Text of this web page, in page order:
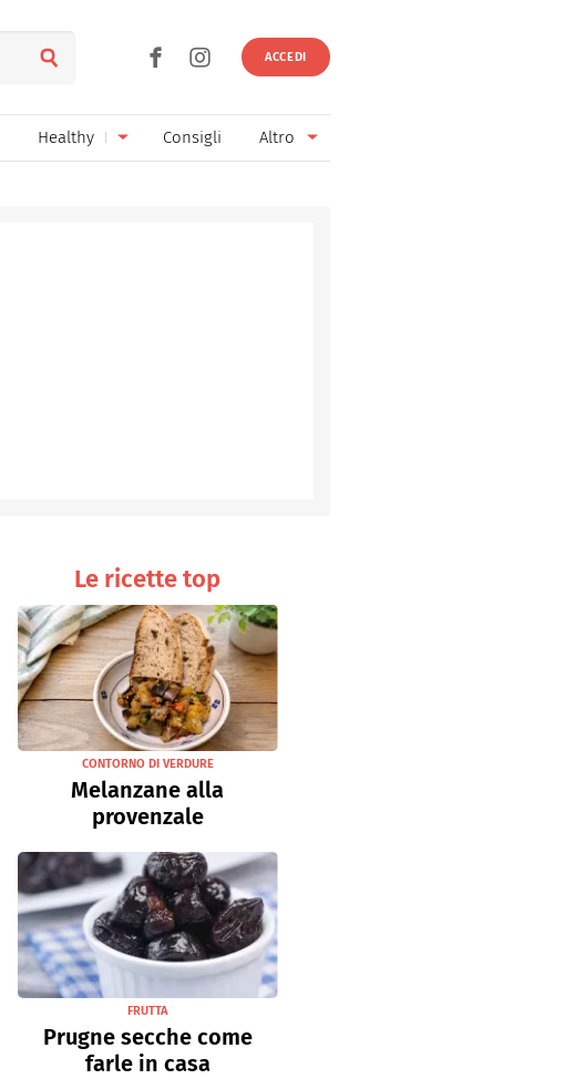
ACCEDI
Healthy Consigli Altro
Le ricette top
CONTORNO DI VERDURE
Melanzane alla
provenzale
FRUTTA
Prugne secche come
farle in casa